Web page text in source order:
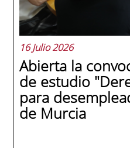
y antiguo alumno...
16 Julio 2026
Abierta la
de estudio
para
de Murcia